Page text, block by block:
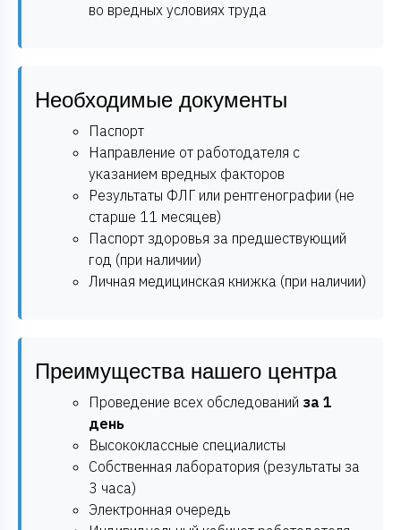
во вредных условиях труда
Необходимые документы
Паспорт
Направление от работодателя с
указанием вредных факторов
Результаты ФЛГ или рентгенографии (не
старше 11 месяцев)
Паспорт здоровья за предшествующий
год (при наличии)
Личная медицинская книжка (при наличии)
Преимущества нашего центра
Проведение всех обследований за 1
день
Высококлассные специалисты
Собственная лаборатория (результаты за
3 часа)
Электронная очередь